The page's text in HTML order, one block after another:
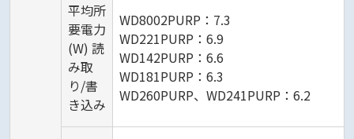
平均所
要電力
(W) 読
み取
り/書
き込み
WD8002PURP：7.3
WD221PURP：6.9
WD142PURP：6.6
WD181PURP：6.3
WD260PURP、WD241PURP：6.2